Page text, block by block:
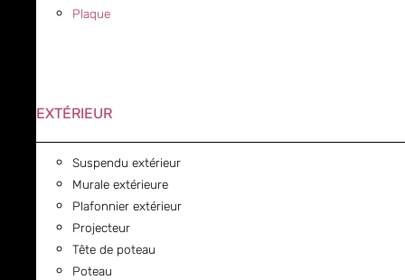
Plaque
EXTÉRIEUR
Suspendu extérieur
Murale extérieure
Plafonnier extérieur
Projecteur
Tête de poteau
Poteau